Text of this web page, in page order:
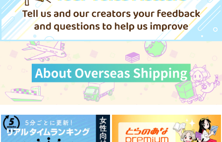
スタンドバイミーエン
薄荷日記。
990円（税込）
サンプル
ENDLESS
水曜日のマーメイド
4,400 円（税込）
土方歳三×斎藤一
サンプル
先生！続けて下さ
い！！
なんか
（税込）
サンプル